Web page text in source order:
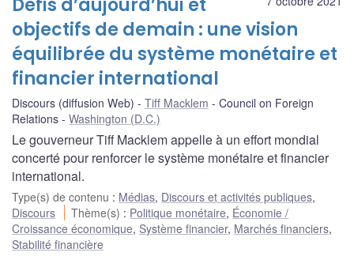
objectifs de demain : une vision
équilibrée du système monétaire et
financier international
Discours (diffusion Web) Tiff Macklem
Council on Foreign
Relations
Washington (D.C.)
Le gouverneur Tiff Macklem appelle à un effort mondial
concerté pour renforcer le système monétaire et financier
international.
Type(s) de contenu : Médias, Discours et activités publiques,
Discours
Thème(s) : Politique monétaire, Économie /
Croissance économique, Système financier, Marchés financiers,
Stabilité financière